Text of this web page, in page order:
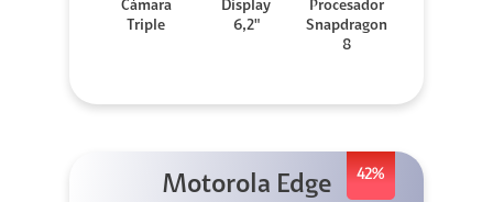
Cámara
Triple
Display
6,2"
Procesador
Snapdragon
8
42%
Motorola Edge